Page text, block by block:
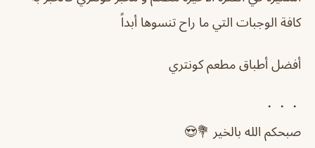
كافة الوجبات التي ما راح تنسوها أبداً
أفضل أطباق مطعم كونتري
・・・
صبحكم الله بالخير 💐😍